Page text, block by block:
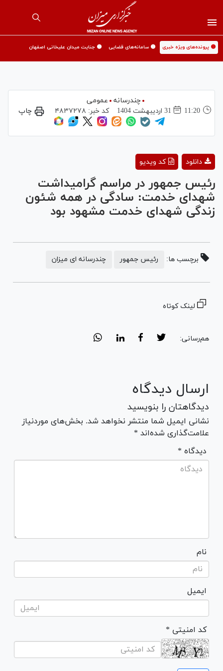
🟡 پرونده‌های ویژه خبری 🟡 سامانه‌های قضایی 🟡 جنایت میدان علیخانی اصفهان
چندرسانه
عمومی
11:20
31 ارديبهشت 1404 کد خبر: ۴۸۳۷۲۷۸ چاپ
Video
کد ویدیو دانلود
رئیس جمهور در مراسم گرامیداشت
شهدای خدمت: سادگی در همه شئون
زندگی شهدای خدمت مشهود بود
برچسب ها: رئیس جمهور چندرسانه ای میزان
لینک کوتاه
هم‌رسانی:
ارسال دیدگاه
دیدگاهتان را بنویسید
نشانی ایمیل شما منتشر نخواهد شد. بخش‌های موردنیاز
علامت‌گذاری شده‌اند *
* دیدگاه
نام
ایمیل
* کد امنیتی